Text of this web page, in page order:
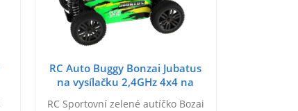
RC Auto Buggy Bonzai Jubatus
na vysílačku 2,4GHz 4x4 na
RC Sportovní zelené autíčko Bozai